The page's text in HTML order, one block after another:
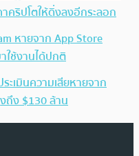
คริปโตให้ดิ่งลงอีกระลอก
หายจาก App Store
ใช้งานได้ปกติ
ะเมินความเสียหายจาก
ถึง $130 ล้าน